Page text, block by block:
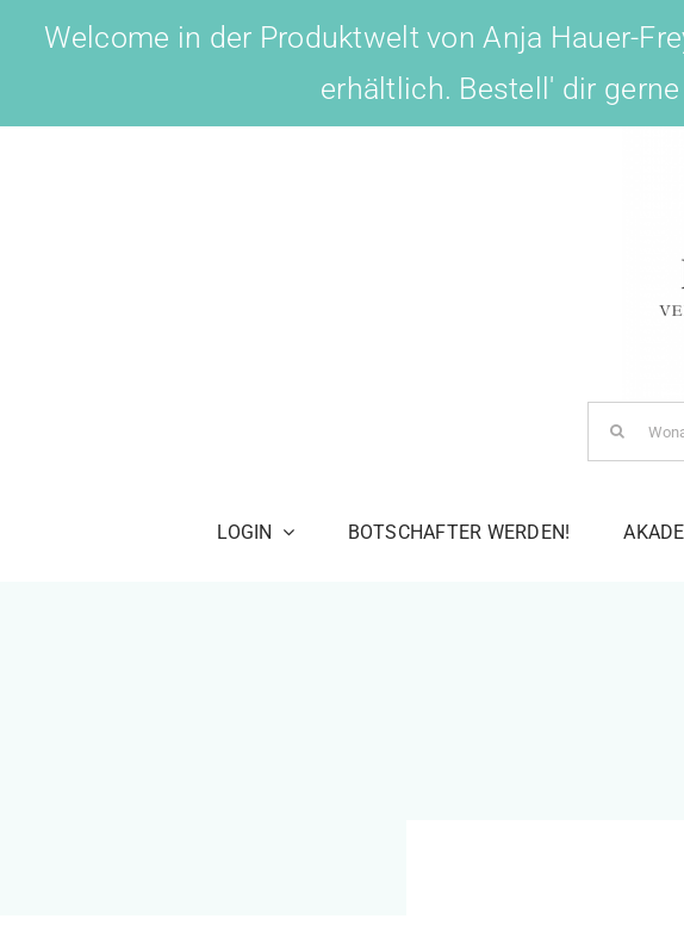
Welcome in der Produktwelt von Anja Hauer-
erhältlich. Bestell' dir
Search
for:
LOGIN BOTSCHAFTER WERDEN!